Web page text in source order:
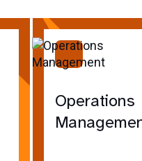
Operations